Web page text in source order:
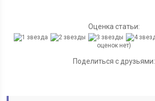
Оценка статьи:
оценок нет)
Поделиться с друзьями: